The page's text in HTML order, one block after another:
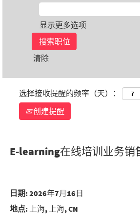
显示更多选项
清除
选择接收提醒的频率（天）：
创建提醒
E-learning在线培训业务销
日期: 2026年7月16日
地点: 上海, 上海, CN